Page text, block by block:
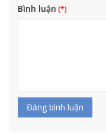
Bình luận
Đăng bình luận